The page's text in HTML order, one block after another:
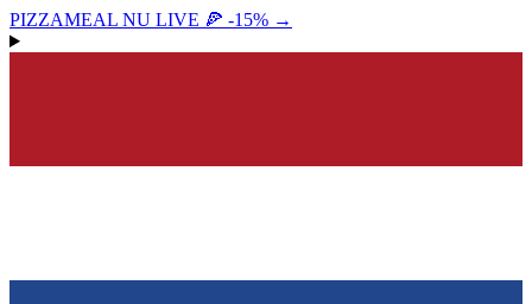
PIZZAMEAL NU LIVE 🍕 -15% →